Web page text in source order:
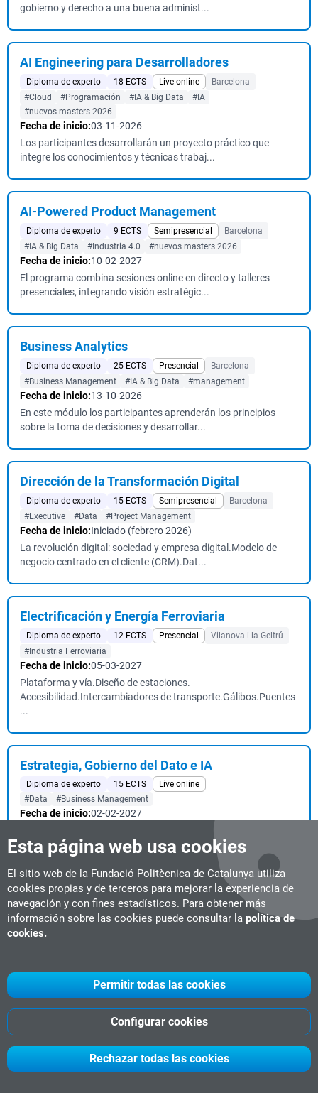
Esta página web usa cookies
El sitio web de la Fundació Politècnica de Catalunya utiliza
cookies propias y de terceros para mejorar la experiencia de
navegación y con fines estadísticos. Para obtener más
información sobre las cookies puede consultar la política de
cookies.
Rechazar todas las cookies
Configurar cookies
Permitir todas las cookies
gobierno y derecho a una buena administ...
AI Engineering para Desarrolladores
Diploma de experto 18 ECTS Live online
Barcelona
#Cloud
#Programación #IA & Big Data
#IA
#nuevos masters 2026
Fecha de inicio:03-11-2026
Los participantes desarrollarán un proyecto práctico que
integre los conocimientos y técnicas trabaj...
AI-Powered Product Management
Diploma de experto 9 ECTS Semipresencial
Barcelona
#IA & Big Data
#Industria 4.0 #nuevos masters 2026
Fecha de inicio:10-02-2027
El programa combina sesiones online en directo y talleres
presenciales, integrando visión estratégic...
Business Analytics
Diploma de experto 25 ECTS Presencial
Barcelona
#Business Management
#IA & Big Data #management
Fecha de inicio:13-10-2026
En este módulo los participantes aprenderán los principios
sobre la toma de decisiones y desarrollar...
Dirección de la Transformación Digital
Diploma de experto 15 ECTS Semipresencial
Barcelona
#Executive
#Data #Project Management
Fecha de inicio:Iniciado (febrero 2026)
La revolución digital: sociedad y empresa digital.Modelo de
negocio centrado en el cliente (CRM).Dat...
Electrificación y Energía Ferroviaria
Diploma de experto 12 ECTS Presencial
Vilanova i la Geltrú
#Industria Ferroviaria
Fecha de inicio:05-03-2027
Plataforma y vía.Diseño de estaciones.
Accesibilidad.Intercambiadores de transporte.Gálibos.Puentes
...
Estrategia, Gobierno del Dato e IA
Diploma de experto 15 ECTS
Live online
#Data
#Business Management
Fecha de inicio:02-02-2027
como elemento central para la toma ...
Ingeniería Avanzada en Robótica Industrial y
Colaborativa
Diploma de experto
Seleccionar el robot o cobot adecuado para una determinada
Instalaciones Ferroviarias